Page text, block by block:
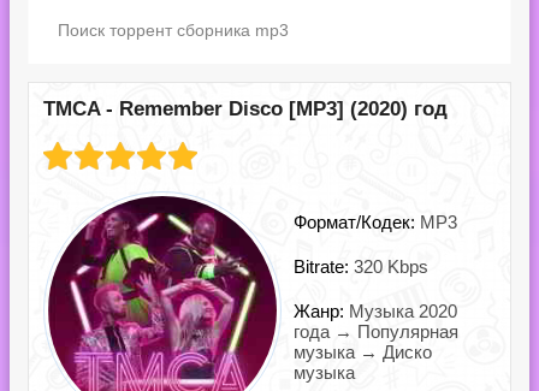
TMCA - Remember Disco [MP3] (2020) год
Формат/Кодек: MP3
Bitrate: 320 Kbps
Жанр: Музыка 2020
года → Популярная
музыка → Диско
музыка